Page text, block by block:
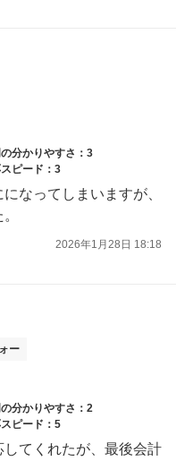
分かりやすさ：3
ピード：3
なってしまいますが、
2026年1月28日 18:18
ー
分かりやすさ：2
ピード：5
てくれたが、最後会計